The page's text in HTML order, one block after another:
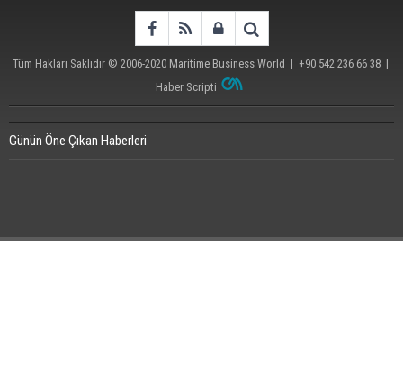
Tüm Hakları Saklıdır © 2006-2020 Maritime Business World | +90 542 236 66 38 |
Haber Scripti
Günün Öne Çıkan Haberleri